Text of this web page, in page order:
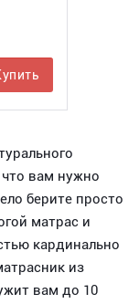
вам нужно
берите просто
матрас и
кардинально
из
вам до 10